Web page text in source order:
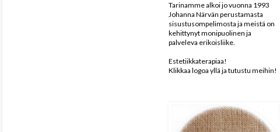
Tarinamme alkoi jo vuonna 1993
Johanna Närvän perustamasta
sisustusompelimosta ja meistä on
kehittynyt monipuolinen ja
palveleva erikoisliike.
Estetiikkaterapiaa!
Klikkaa logoa yllä ja tutustu meihin!